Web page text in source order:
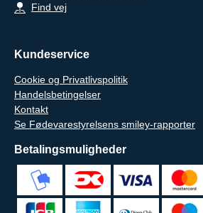
Find vej
Kundeservice
Cookie og Privatlivspolitik
Handelsbetingelser
Kontakt
Se Fødevarestyrelsens smiley-rapporter
Betalingsmuligheder